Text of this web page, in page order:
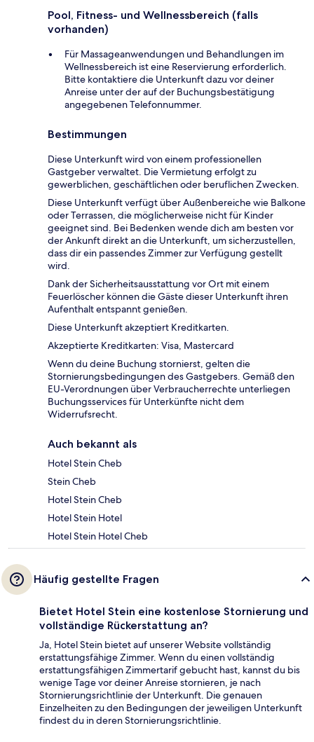
Pool, Fitness- und Wellnessbereich (falls
vorhanden)
Für Massageanwendungen und Behandlungen im
Wellnessbereich ist eine Reservierung erforderlich.
Bitte kontaktiere die Unterkunft dazu vor deiner
Anreise unter der auf der Buchungsbestätigung
angegebenen Telefonnummer.
Bestimmungen
Diese Unterkunft wird von einem professionellen
Gastgeber verwaltet. Die Vermietung erfolgt zu
gewerblichen, geschäftlichen oder beruflichen Zwecken.
Diese Unterkunft verfügt über Außenbereiche wie Balkone
oder Terrassen, die möglicherweise nicht für Kinder
geeignet sind. Bei Bedenken wende dich am besten vor
der Ankunft direkt an die Unterkunft, um sicherzustellen,
dass dir ein passendes Zimmer zur Verfügung gestellt
wird.
Dank der Sicherheitsausstattung vor Ort mit einem
Feuerlöscher können die Gäste dieser Unterkunft ihren
Aufenthalt entspannt genießen.
Diese Unterkunft akzeptiert Kreditkarten.
Akzeptierte Kreditkarten: Visa, Mastercard
Wenn du deine Buchung stornierst, gelten die
Stornierungsbedingungen des Gastgebers. Gemäß den
EU-Verordnungen über Verbraucherrechte unterliegen
Buchungsservices für Unterkünfte nicht dem
Widerrufsrecht.
Auch bekannt als
Hotel Stein Cheb
Stein Cheb
Hotel Stein Cheb
Hotel Stein Hotel
Hotel Stein Hotel Cheb
Häufig gestellte Fragen
Bietet Hotel Stein eine kostenlose Stornierung und
vollständige Rückerstattung an?
Ja, Hotel Stein bietet auf unserer Website vollständig
erstattungsfähige Zimmer. Wenn du einen vollständig
erstattungsfähigen Zimmertarif gebucht hast, kannst du bis
wenige Tage vor deiner Anreise stornieren, je nach
Stornierungsrichtlinie der Unterkunft. Die genauen
Einzelheiten zu den Bedingungen der jeweiligen Unterkunft
findest du in deren Stornierungsrichtlinie.